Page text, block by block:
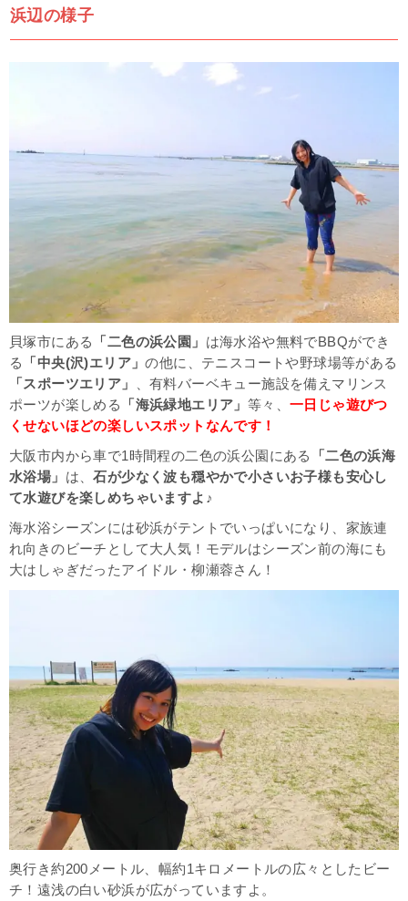
浜辺の様子
貝塚市にある 「二色の浜公園」 は海水浴や無料でBBQができ
る
「中央(沢)エリア」の他に、テニスコートや野球場等がある
「スポーツエリア」
、有料バーベキュー施設を備えマリンス
ポーツが楽しめる
「海浜緑地エリア」 等々、一日じゃ遊びつ
くせないほどの楽しいスポットなんです！
大阪市内から車で1時間程の二色の浜公園にある
「二色の浜海
水浴場」 は、石が少なく波も穏やかで小さいお子様も安心し
て水遊びを楽しめちゃいますよ ♪
海水浴シーズンには砂浜がテントでいっぱいになり、家族連
れ向きのビーチとして大人気！モデルはシーズン前の海にも
大はしゃぎだったアイドル・柳瀬蓉さん！
奥行き約200メートル、幅約1キロメートルの広々としたビー
チ！遠浅の白い砂浜が広がっていますよ。